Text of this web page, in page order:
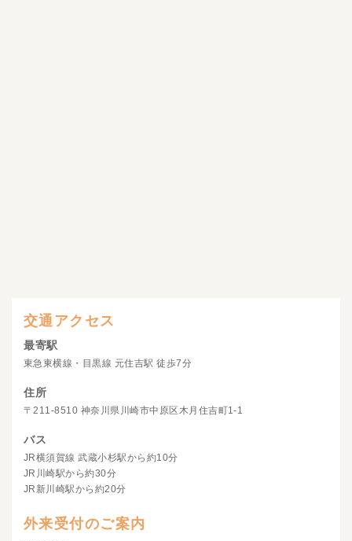
交通アクセス
最寄駅
東急東横線・目黒線 元住吉駅 徒歩7分
住所
〒211-8510 神奈川県川崎市中原区木月住吉町1-1
バス
JR横須賀線 武蔵小杉駅から約10分
JR川崎駅から約30分
JR新川崎駅から約20分
外来受付のご案内